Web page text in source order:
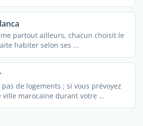
partout ailleurs, chacun choisit le
habiter selon ses ...
de logements ; si vous prévoyez
ville marocaine durant votre ...